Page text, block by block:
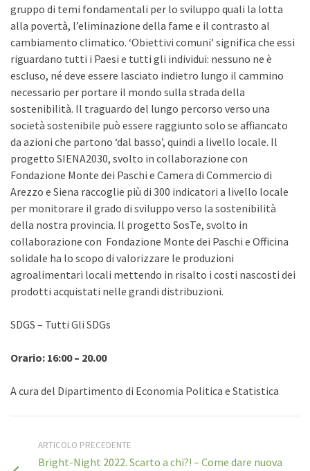
gruppo di temi fondamentali per lo sviluppo quali la lotta
alla povertà, l’eliminazione della fame e il contrasto al
cambiamento climatico. ‘Obiettivi comuni’ significa che essi
riguardano tutti i Paesi e tutti gli individui: nessuno ne è
escluso, né deve essere lasciato indietro lungo il cammino
necessario per portare il mondo sulla strada della
sostenibilità. Il traguardo del lungo percorso verso una
società sostenibile può essere raggiunto solo se affiancato
da azioni che partono ‘dal basso’, quindi a livello locale. Il
progetto SIENA2030, svolto in collaborazione con
Fondazione Monte dei Paschi e Camera di Commercio di
Arezzo e Siena raccoglie più di 300 indicatori a livello locale
per monitorare il grado di sviluppo verso la sostenibilità
della nostra provincia. Il progetto SosTe, svolto in
collaborazione con Fondazione Monte dei Paschi e Officina
solidale ha lo scopo di valorizzare le produzioni
agroalimentari locali mettendo in risalto i costi nascosti dei
prodotti acquistati nelle grandi distribuzioni.
SDGS – Tutti Gli SDGs
Orario: 16:00 – 20.00
A cura del Dipartimento di Economia Politica e Statistica
ARTICOLO PRECEDENTE
Bright-Night 2022. Scarto a chi?! – Come dare nuova